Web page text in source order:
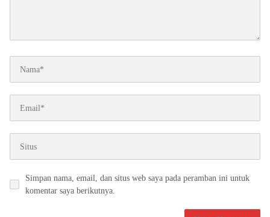
Simpan nama, email, dan situs web saya pada peramban ini untuk
komentar saya berikutnya.